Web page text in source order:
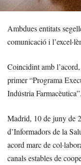
Ambdues entitats
comunicació i
Coincidint amb
primer “Programa
Indústria Farmacèutica”.
Madrid, 10 de juny de
d’Informadors de la
acord marc de
canals estables de